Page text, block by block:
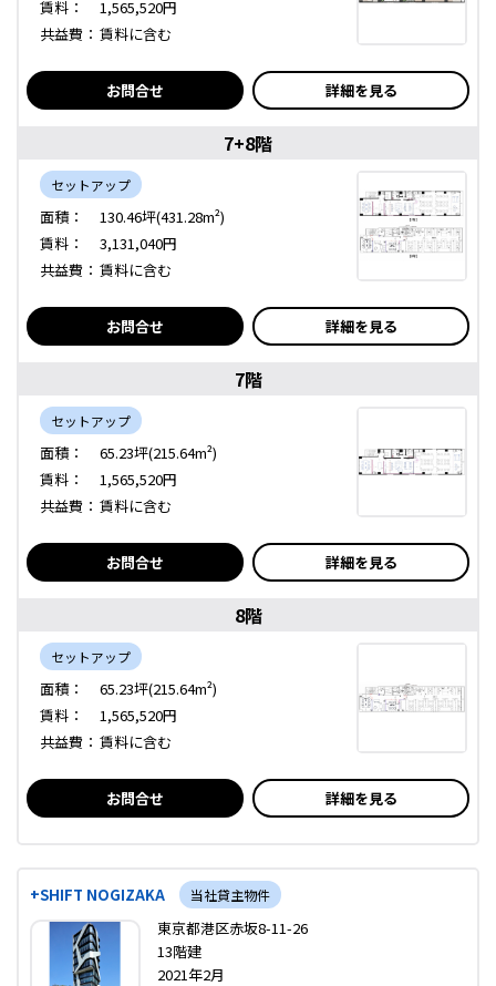
賃料：
1,565,520円
共益費： 賃料に含む
お問合せ 詳細を見る
7+8階
セットアップ
面積：
130.46坪(431.28m²)
賃料：
3,131,040円
共益費： 賃料に含む
お問合せ 詳細を見る
7階
セットアップ
面積：
65.23坪(215.64m²)
賃料：
1,565,520円
共益費： 賃料に含む
お問合せ 詳細を見る
8階
セットアップ
面積：
65.23坪(215.64m²)
賃料：
1,565,520円
共益費： 賃料に含む
お問合せ 詳細を見る
+SHIFT NOGIZAKA 当社貸主物件
東京都港区赤坂8-11-26
13階建
2021年2月